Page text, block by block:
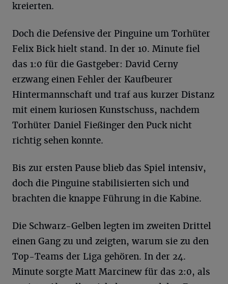
kreierten.
Doch die Defensive der Pinguine um Torhüter
Felix Bick hielt stand. In der 10. Minute fiel
das 1:0 für die Gastgeber: David Cerny
erzwang einen Fehler der Kaufbeurer
Hintermannschaft und traf aus kurzer Distanz
mit einem kuriosen Kunstschuss, nachdem
Torhüter Daniel Fießinger den Puck nicht
richtig sehen konnte.
Bis zur ersten Pause blieb das Spiel intensiv,
doch die Pinguine stabilisierten sich und
brachten die knappe Führung in die Kabine.
Die Schwarz-Gelben legten im zweiten Drittel
einen Gang zu und zeigten, warum sie zu den
Top-Teams der Liga gehören. In der 24.
Minute sorgte Matt Marcinew für das 2:0, als